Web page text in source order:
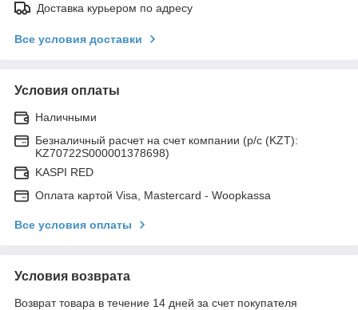
Доставка курьером по адресу
Все условия доставки
Условия оплаты
Наличными
Безналичный расчет на счет компании (р/с (KZT):
KZ70722S000001378698)
KASPI RED
Оплата картой Visa, Mastercard - Woopkassa
Все условия оплаты
Условия возврата
Возврат товара в течение 14 дней за счет покупателя